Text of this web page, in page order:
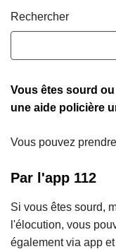
Rechercher
Vous êtes sourd
une aide policière
Vous pouvez
Par l'app 112
Si vous êtes sourd,
l'élocution, vous
également via app